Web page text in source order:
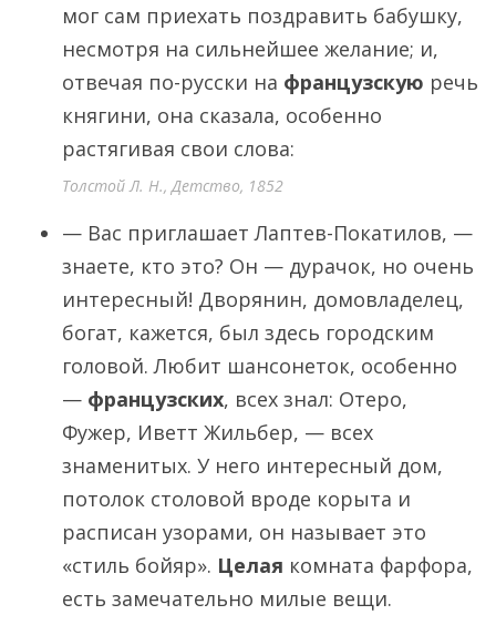
мог сам приехать поздравить бабушку,
несмотря на сильнейшее желание; и,
отвечая по-русски на французскую речь
княгини, она сказала, особенно
растягивая свои слова:
Толстой Л. Н., Детство, 1852
— Вас приглашает Лаптев-Покатилов, —
знаете, кто это? Он — дурачок, но очень
интересный! Дворянин, домовладелец,
богат, кажется, был здесь городским
головой. Любит шансонеток, особенно
— французских, всех знал: Отеро,
Фужер, Иветт Жильбер, — всех
знаменитых. У него интересный дом,
потолок столовой вроде корыта и
расписан узорами, он называет это
«стиль бойяр». Целая комната фарфора,
есть замечательно милые вещи.